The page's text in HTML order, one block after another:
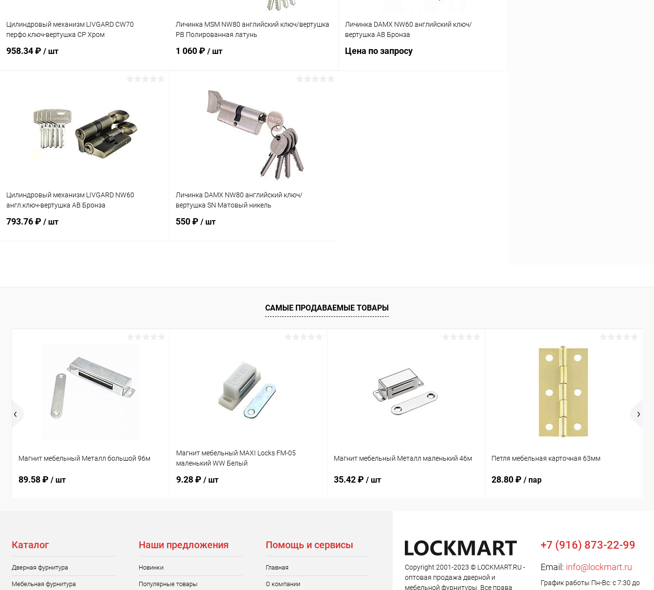
Цилиндровый механизм LIVGARD CW70
перфо.ключ-вертушка CP Хром
958.34 ₽ / шт
Купить в 1 клик Сравнение
В избранное В наличии
Личинка MSM NW80 английский ключ/вертушка
PB Полированная латунь
1 060 ₽ / шт
Купить в 1 клик Сравнение
В наличии
Личинка DAMX NW60 английский ключ/
вертушка AB Бронза
Цена по запросу
Цилиндровый механизм LIVGARD NW60
англ.ключ-вертушка AB Бронза
793.76 ₽ / шт
Купить в 1 клик Сравнение
Личинка DAMX NW80 английский ключ/
вертушка SN Матовый никель
550 ₽ / шт
Купить в 1 клик Сравнение
В наличии
САМЫЕ ПРОДАВАЕМЫЕ ТОВАРЫ
Магнит мебельный Металл большой 96м
89.58 ₽ / шт
Магнит мебельный MAXI Locks FM-05
маленький WW Белый
9.28 ₽ / шт
Магнит мебельный Металл маленький 46м
35.42 ₽ / шт
Петля мебельная карточная 63мм
28.80 ₽ / пар
Каталог
Дверная фурнитура
Мебельная фурнитура
Наши предложения
Новинки
Популярные товары
Помощь и сервисы
Главная
О компании
Copyright 2001-2023 © LOCKMART.RU -
оптовая продажа дверной и
мебельной фурнитуры. Все права
+7 (916) 873-22-99
Email: info@lockmart.ru
График работы Пн-Вс: с 7:30 до